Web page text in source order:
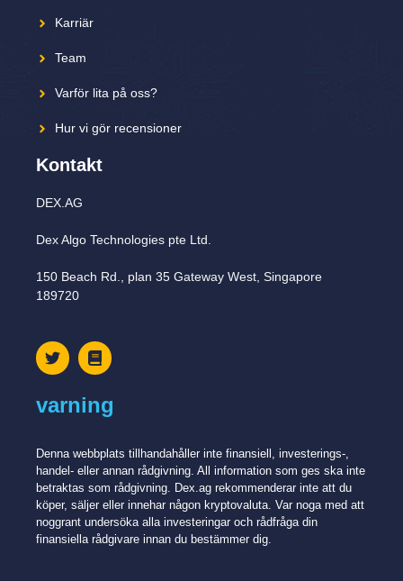
Karriär
Team
Varför lita på oss?
Hur vi gör recensioner
Kontakt
DEX.AG
Dex Algo Technologies pte Ltd.
150 Beach Rd., plan 35 Gateway West, Singapore
189720
varning
Denna webbplats tillhandahåller inte finansiell, investerings-,
handel- eller annan rådgivning. All information som ges ska inte
betraktas som rådgivning. Dex.ag rekommenderar inte att du
köper, säljer eller innehar någon kryptovaluta. Var noga med att
noggrant undersöka alla investeringar och rådfråga din
finansiella rådgivare innan du bestämmer dig.